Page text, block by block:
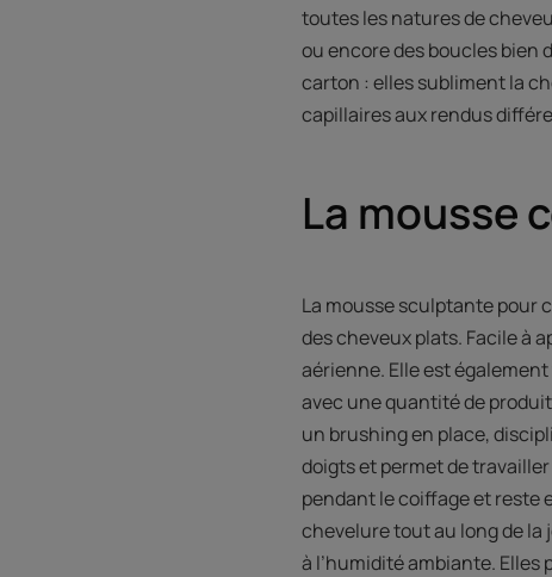
toutes les natures de
ou encore des boucles bien
carton : elles subliment la
capillaires aux rendus
La mousse
La mousse sculptante pour
des cheveux plats. Facile à
aérienne. Elle est
avec une quantité de
un brushing en place,
doigts et permet de
pendant le coiffage et reste
chevelure tout au long de
à l’humidité ambiante.